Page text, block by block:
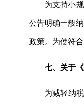
为支持小
公告明确一般
政策。为使符
七、关于
为减轻纳